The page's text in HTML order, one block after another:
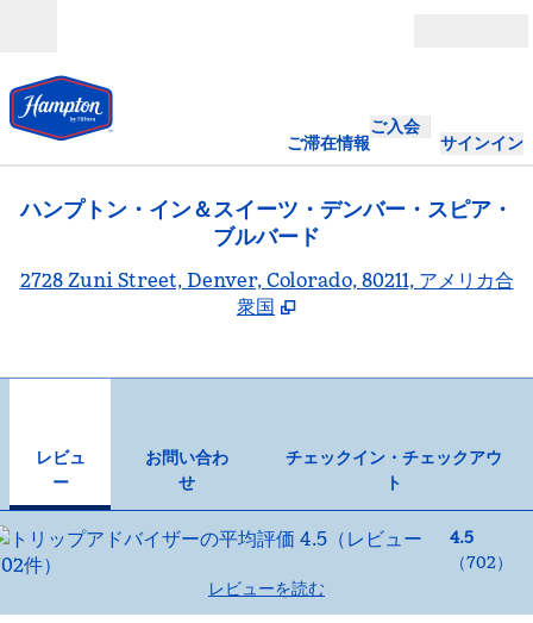
ご滞在情報
ご入会
サインイン
ハンプトン・イン＆スイーツ・デンバー・スピア・
ブルバード
2728 Zuni Street, Denver, Colorado, 80211, アメリカ合
衆国
レビュ
ー
お問い合わ
せ
お問い合わせ チェックイン・チェックアウ
ト
4.5
（702）
レビューを読む